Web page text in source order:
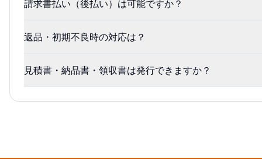
請求書払い（後払い）は可能ですか？
返品・初期不良時の対応は？
見積書・納品書・領収書は発行できますか？